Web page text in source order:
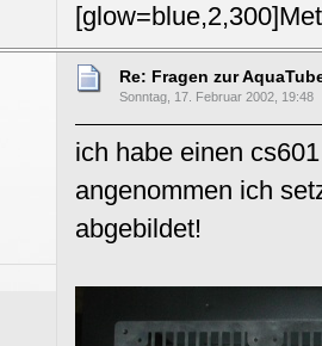
Re: Fragen zur
Sonntag, 17. Februar 2002, 19:48
ich habe einen
angenommen ich
abgebildet!